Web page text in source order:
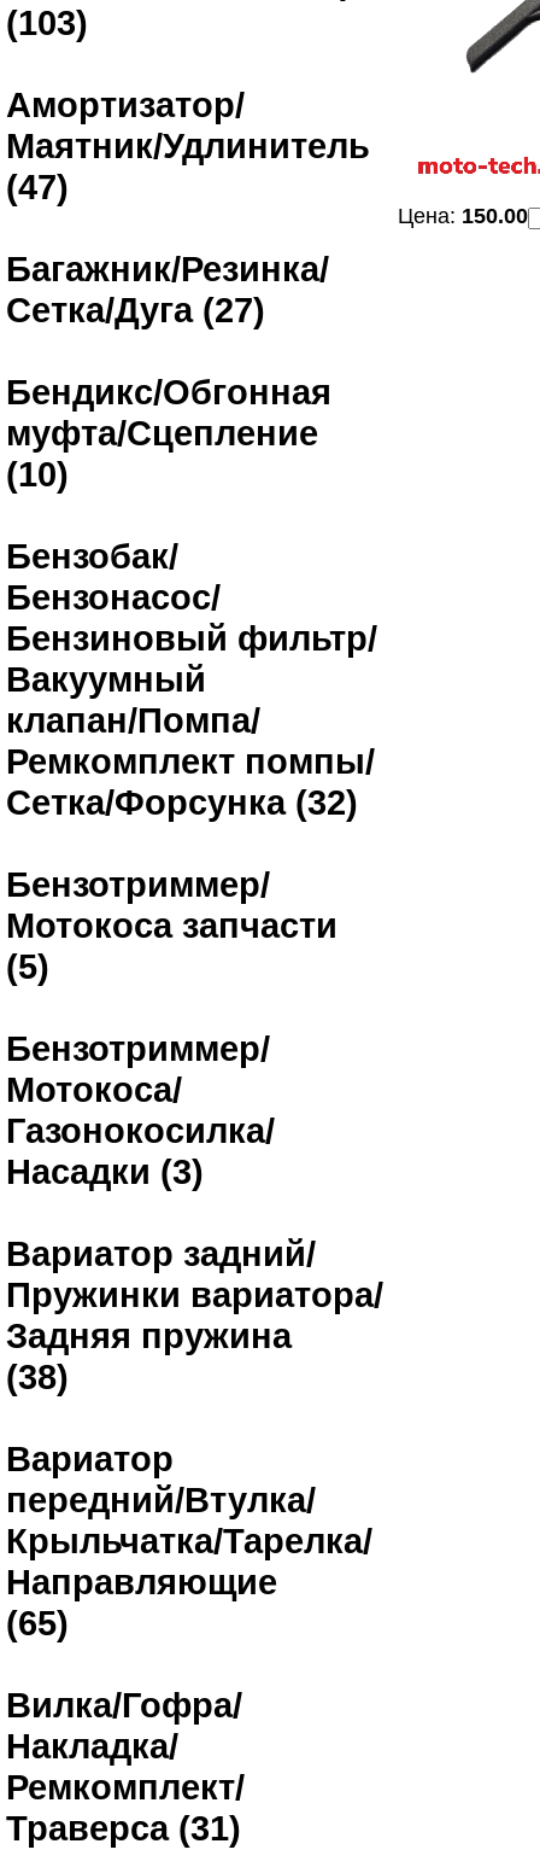
(103)
Амортизатор/
Маятник/Удлинитель
(47)
Багажник/Резинка/
Сетка/Дуга (27)
Бендикс/Обгонная
муфта/Сцепление
(10)
Бензобак/
Бензонасос/
Бензиновый фильтр/
Вакуумный
клапан/Помпа/
Ремкомплект помпы/
Сетка/Форсунка (32)
Бензотриммер/
Мотокоса запчасти
(5)
Бензотриммер/
Мотокоса/
Газонокосилка/
Насадки (3)
Вариатор задний/
Пружинки вариатора/
Задняя пружина
(38)
Вариатор
передний/Втулка/
Крыльчатка/Тарелка/
Направляющие
(65)
Вилка/Гофра/
Накладка/
Ремкомплект/
Траверса (31)
Цена: 150.00